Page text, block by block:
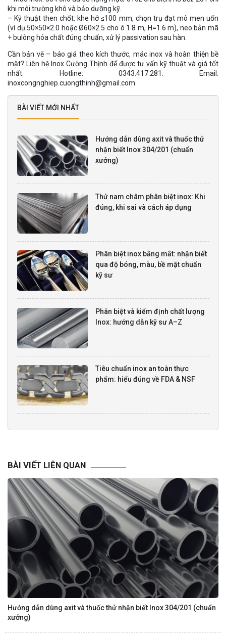
khi môi trường khô và bảo dưỡng kỹ.
– Kỹ thuật then chốt: khe hở ≤100 mm, chọn trụ đạt mô men uốn
(ví dụ 50×50×2.0 hoặc Ø60×2.5 cho ô 1.8 m, H=1.6 m), neo bản mã
+ bulông hóa chất đúng chuẩn, xử lý passivation sau hàn.
Cần bản vẽ – báo giá theo kích thước, mác inox và hoàn thiện bề
mặt? Liên hệ Inox Cường Thịnh để được tư vấn kỹ thuật và giá tốt
nhất. Hotline: 0343.417.281. Email:
inoxcongnghiep.cuongthinh@gmail.com
BÀI VIẾT MỚI NHẤT
Hướng dẫn dùng axit và thuốc thử
nhận biết Inox 304/201 (chuẩn
xưởng)
Thử nam châm phân biệt inox: Khi
đúng, khi sai và cách áp dụng
Phân biệt inox bằng mắt: nhận biết
qua độ bóng, màu, bề mặt chuẩn
kỹ sư
Phân biệt và kiểm định chất lượng
Inox: hướng dẫn kỹ sư A–Z
Tiêu chuẩn inox an toàn thực
phẩm: hiểu đúng về FDA & NSF
BÀI VIẾT LIÊN QUAN
Hướng dẫn dùng axit và thuốc thử nhận biết Inox 304/201 (chuẩn
xưởng)